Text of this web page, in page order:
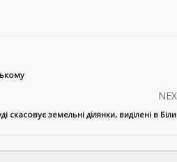
земельні ділянки, виділені в